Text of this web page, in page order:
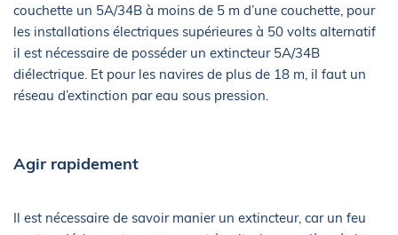
couchette un 5A/34B à moins de 5 m d’une couchette, pour
les installations électriques supérieures à 50 volts alternatif
il est nécessaire de posséder un extincteur 5A/34B
diélectrique. Et pour les navires de plus de 18 m, il faut un
réseau d’extinction par eau sous pression.
Agir rapidement
Il est nécessaire de savoir manier un extincteur, car un feu